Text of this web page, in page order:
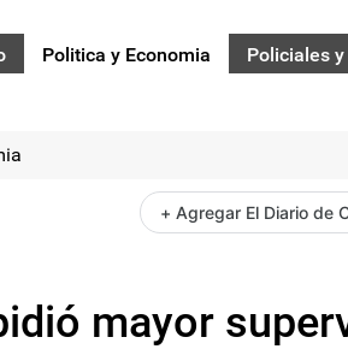
Politica y Economia Policiales
+ Agregar El Diario de
mayor